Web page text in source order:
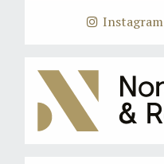
Instagram